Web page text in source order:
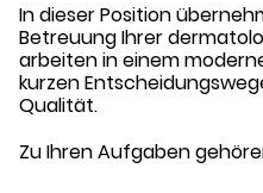
In dieser Position
Betreuung Ihrer
arbeiten in einem
kurzen
Qualität.
Zu Ihren Aufgaben